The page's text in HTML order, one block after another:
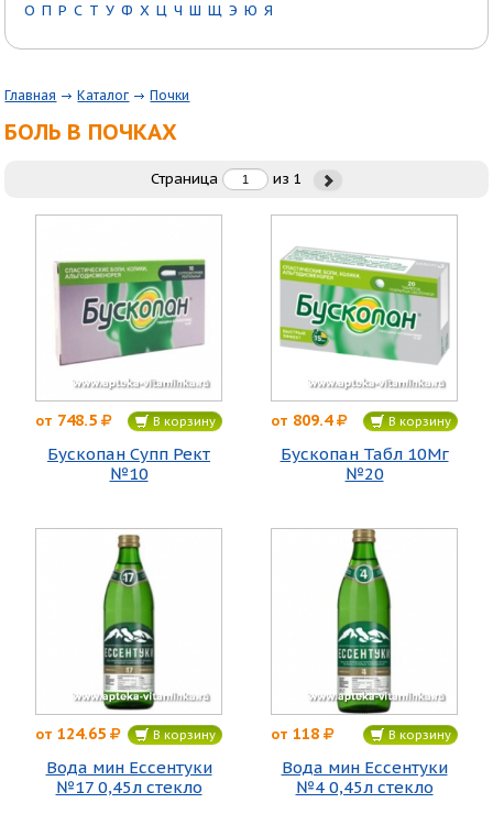
О П Р С Т У Ф Х Ц Ч Ш Щ Э Ю Я
Главная Каталог Почки
БОЛЬ В ПОЧКАХ
Страница из 1
от 748.5 В корзину
Бускопан Супп Рект
№10
от 809.4 В корзину
Бускопан Табл 10Мг
№20
от 124.65 В корзину
Вода мин Ессентуки
№17 0,45л стекло
от 118 В корзину
Вода мин Ессентуки
№4 0,45л стекло